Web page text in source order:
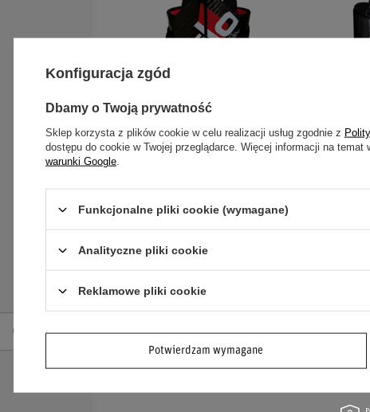
zł
KAMIZELKA OCHRONNA STILO
CURVA 8870
CURVA
Konfiguracja zgód
Dbamy o Twoją prywatność
Sklep korzysta z plików cookie w celu realizacji usług zgodnie z
dostępu do cookie w Twojej przeglądarce. Więcej informacji na
warunki Google
Funkcjonalne pliki cookie (wymagane)
Analityczne pliki cookie
Reklamowe pliki cookie
Potwierdzam wymagane